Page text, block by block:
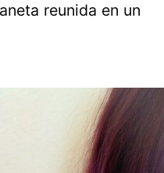
reunida en un